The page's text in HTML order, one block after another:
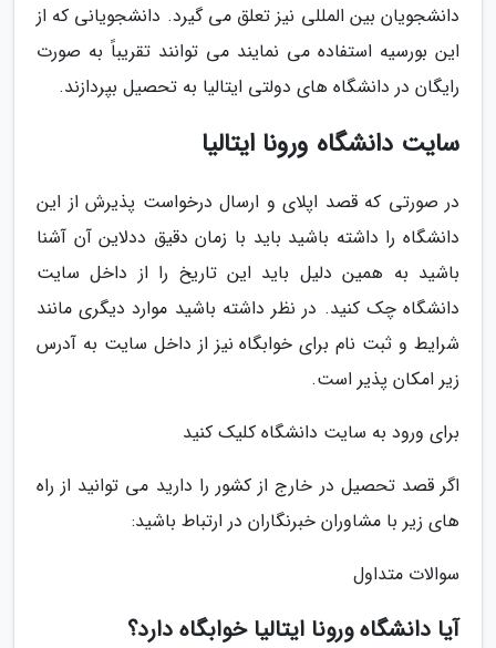
دانشجویان بین المللی نیز تعلق می گیرد. دانشجویانی که از
این بورسیه استفاده می نمایند می توانند تقریباً به صورت
رایگان در دانشگاه های دولتی ایتالیا به تحصیل بپردازند.
سایت دانشگاه ورونا ایتالیا
در صورتی که قصد اپلای و ارسال درخواست پذیرش از این
دانشگاه را داشته باشید باید با زمان دقیق ددلاین آن آشنا
باشید به همین دلیل باید این تاریخ را از داخل سایت
دانشگاه چک کنید. در نظر داشته باشید موارد دیگری مانند
شرایط و ثبت نام برای خوابگاه نیز از داخل سایت به آدرس
زیر امکان پذیر است.
برای ورود به سایت دانشگاه کلیک کنید
اگر قصد تحصیل در خارج از کشور را دارید می توانید از راه
های زیر با مشاوران خبرنگاران در ارتباط باشید:
سوالات متداول
آیا دانشگاه ورونا ایتالیا خوابگاه دارد؟